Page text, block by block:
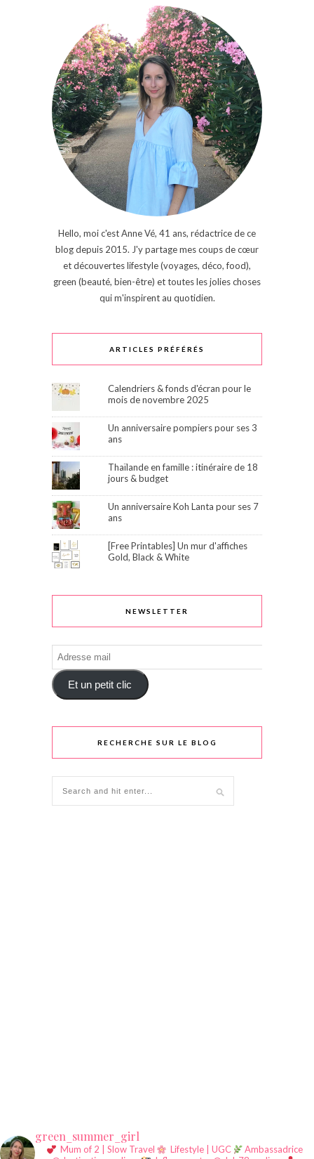
Hello, moi c'est Anne Vé, 41 ans, rédactrice de ce
blog depuis 2015. J'y partage mes coups de cœur
et découvertes lifestyle (voyages, déco, food),
green (beauté, bien-être) et toutes les jolies choses
qui m'inspirent au quotidien.
ARTICLES PRÉFÉRÉS
Calendriers & fonds d'écran pour le
mois de novembre 2025
Un anniversaire pompiers pour ses 3
ans
Thaïlande en famille : itinéraire de 18
jours & budget
Un anniversaire Koh Lanta pour ses 7
ans
[Free Printables] Un mur d'affiches
Gold, Black & White
NEWSLETTER
Adresse
mail
Et un petit clic
RECHERCHE SUR LE BLOG
green_summer_girl
Mum of 2 | Slow Travel Lifestyle | UGC
Ambassadrice